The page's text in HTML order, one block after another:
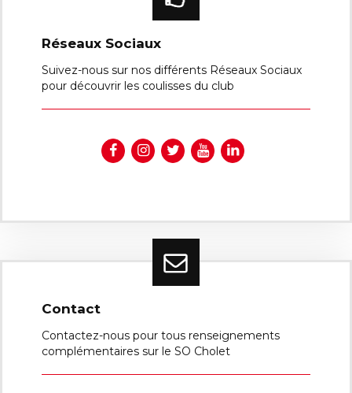
Réseaux Sociaux
Suivez-nous sur nos différents Réseaux Sociaux
pour découvrir les coulisses du club
Contact
Contactez-nous pour tous renseignements
complémentaires sur le SO Cholet